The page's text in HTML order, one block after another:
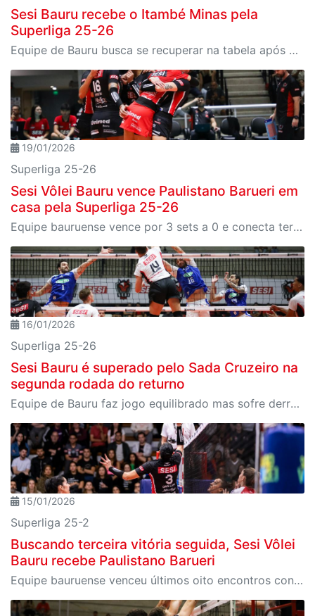
Sesi Bauru recebe o Itambé Minas pela
Superliga 25-26
Equipe de Bauru busca se recuperar na tabela após derrota em casa; partida é na quinta, 22
19/01/2026
Superliga 25-26
Sesi Vôlei Bauru vence Paulistano Barueri em
casa pela Superliga 25-26
Equipe bauruense vence por 3 sets a 0 e conecta terceira vitória consecutiva no ano
16/01/2026
Superliga 25-26
Sesi Bauru é superado pelo Sada Cruzeiro na
segunda rodada do returno
Equipe de Bauru faz jogo equilibrado mas sofre derrota em casa para líder da competição
15/01/2026
Superliga 25-2
Buscando terceira vitória seguida, Sesi Vôlei
Bauru recebe Paulistano Barueri
Equipe bauruense venceu últimos oito encontros contra rival estadual; partida é na sexta, 16